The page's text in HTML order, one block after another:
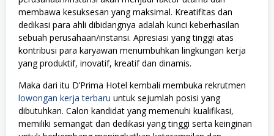
membawa kesuksesan yang maksimal. Kreatifitas dan
dedikasi para ahli dibidangnya adalah kunci keberhasilan
sebuah perusahaan/instansi. Apresiasi yang tinggi atas
kontribusi para karyawan menumbuhkan lingkungan kerja
yang produktif, inovatif, kreatif dan dinamis.
Maka dari itu D’Prima Hotel kembali membuka rekrutmen
lowongan kerja terbaru untuk sejumlah posisi yang
dibutuhkan. Calon kandidat yang memenuhi kualifikasi,
memiliki semangat dan dedikasi yang tinggi serta keinginan